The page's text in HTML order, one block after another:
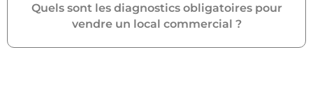
Quels sont les diagnostics obligatoires pour
vendre un local commercial ?